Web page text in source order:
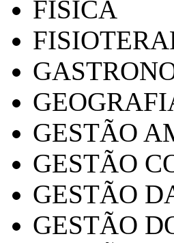
FÍSICA
GESTÃO
GESTÃO
GESTÃO
GESTÃO